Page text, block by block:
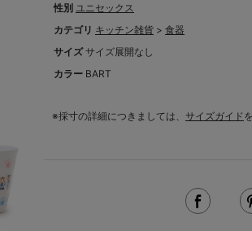
性別 ユニセックス
カテゴリ キッチン雑貨 > 食器
サイズ サイズ展開なし
カラー BART
※採寸の詳細につきましては、 サイズガイド